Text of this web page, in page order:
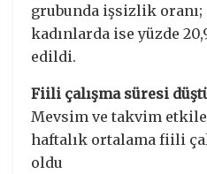
grubunda işsizlik oranı;
kadınlarda ise yüzde
edildi.
Fiili çalışma süresi
Mevsim ve takvim
haftalık ortalama fiili
oldu